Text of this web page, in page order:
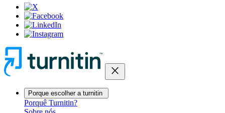
close
Porque escolher a turnitin
Porquê Turnitin?